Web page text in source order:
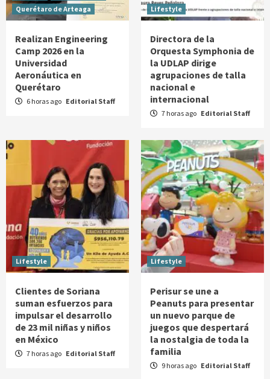
Querétaro de Arteaga
Realizan Engineering
Camp 2026 en la
Universidad
Aeronáutica en
Querétaro
6 horas ago Editorial Staff
Lifestyle
Directora de la
Orquesta Symphonia de
la UDLAP dirige
agrupaciones de talla
nacional e
internacional
7 horas ago Editorial Staff
Lifestyle
Clientes de Soriana
suman esfuerzos para
impulsar el desarrollo
de 23 mil niñas y niños
en México
7 horas ago Editorial Staff
Lifestyle
Perisur se une a
Peanuts para presentar
un nuevo parque de
juegos que despertará
la nostalgia de toda la
familia
9 horas ago Editorial Staff